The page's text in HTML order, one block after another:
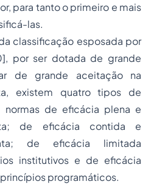
para tanto o primeiro e mais
las.
classificação esposada por
por ser dotada de grande
de grande aceitação na
existem quatro tipos de
normas de eficácia plena e
de eficácia contida e
de eficácia limitada
institutivos e de eficácia
programáticos.